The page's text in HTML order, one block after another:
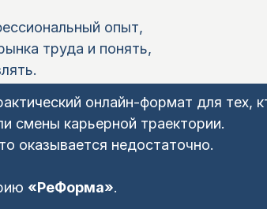
опыт,
труда и понять,
онлайн-формат для тех,
смены карьерной траектории.
оказывается недостаточно.
«РеФорма».